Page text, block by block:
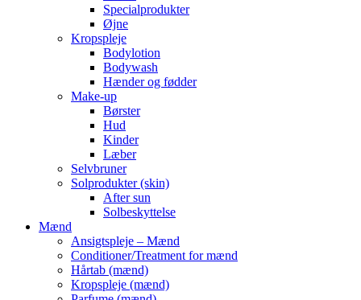
Specialprodukter
Øjne
Kropspleje
Bodylotion
Bodywash
Hænder og fødder
Make-up
Børster
Hud
Kinder
Læber
Selvbruner
Solprodukter (skin)
After sun
Solbeskyttelse
Mænd
Ansigtspleje – Mænd
Conditioner/Treatment for mænd
Hårtab (mænd)
Kropspleje (mænd)